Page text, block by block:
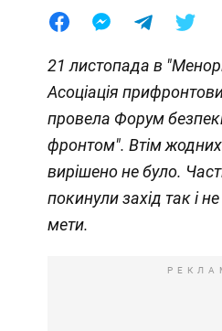
21 листопада в
Асоціація
провела Форум
фронтом". Втім
вирішено не було.
покинули захід так і
мети.